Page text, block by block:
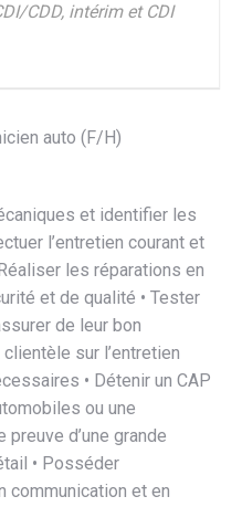
CDD, intérim et CDI
auto (F/H)
et identifier les
l’entretien courant et
les réparations en
et de qualité • Tester
de leur bon
sur l’entretien
• Détenir un CAP
ou une
d’une grande
• Posséder
communication et en